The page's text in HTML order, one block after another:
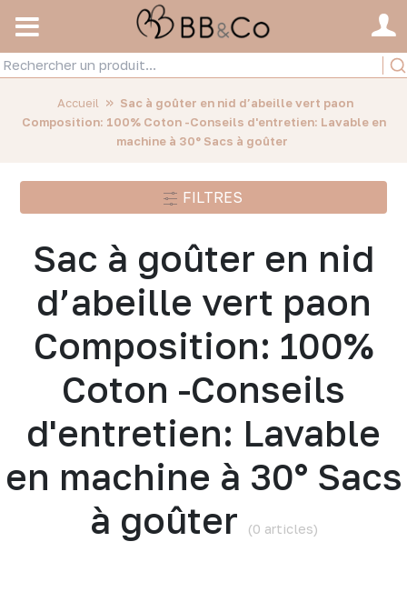
Accueil » Sac à goûter en nid d’abeille vert paon
Composition: 100% Coton -Conseils d'entretien: Lavable en
machine à 30° Sacs à goûter
FILTRES
Sac à goûter en nid
d’abeille vert paon
Composition: 100%
Coton -Conseils
d'entretien: Lavable
en machine à 30° Sacs
à goûter
(0 articles)